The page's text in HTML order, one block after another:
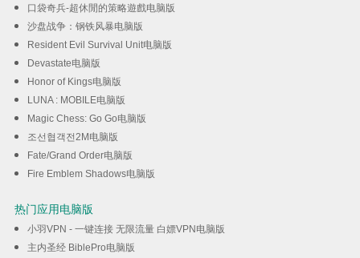
口袋奇兵-超休閒的策略遊戲电脑版
沙盘战争：钢铁风暴电脑版
Resident Evil Survival Unit电脑版
Devastate电脑版
Honor of Kings电脑版
LUNA : MOBILE电脑版
Magic Chess: Go Go电脑版
조선협객전2M电脑版
Fate/Grand Order电脑版
Fire Emblem Shadows电脑版
热门应用电脑版
小羽VPN - 一键连接 无限流量 白嫖VPN电脑版
主内圣经 BiblePro电脑版